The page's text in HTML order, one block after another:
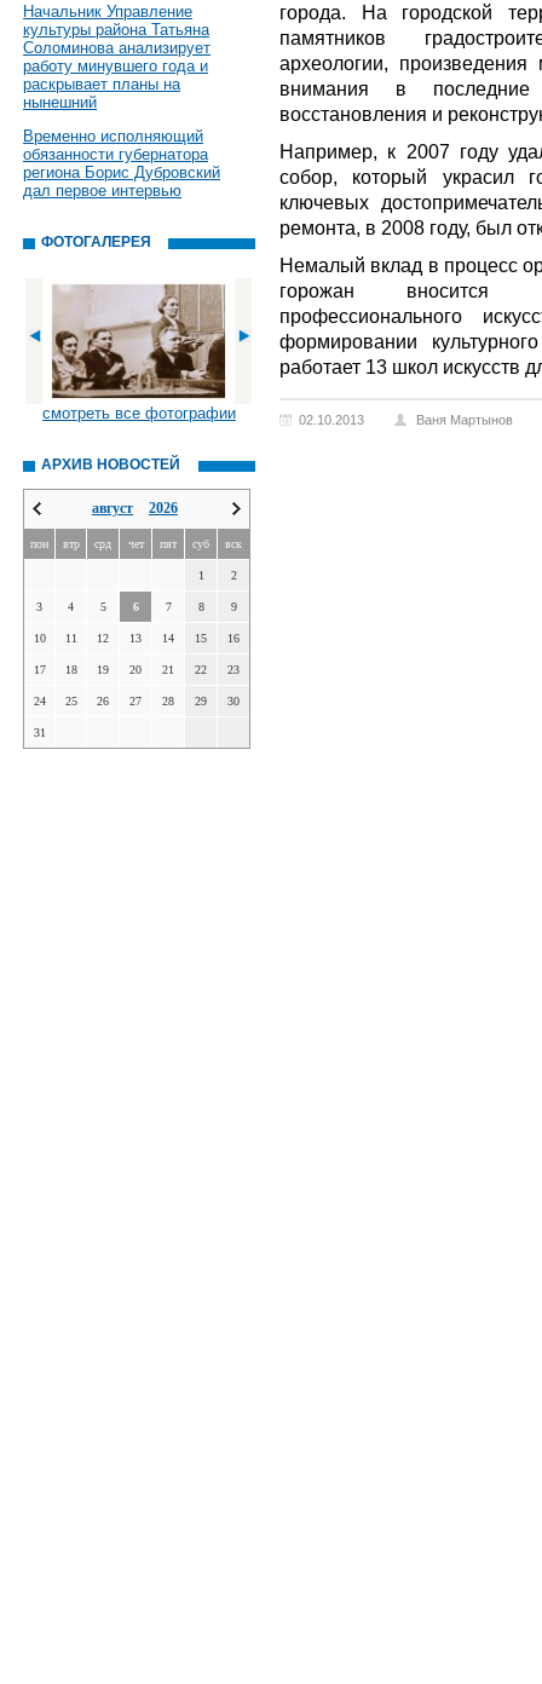
Начальник Управление
культуры района Татьяна
Соломинова анализирует
работу минувшего года и
раскрывает планы на
нынешний
Временно исполняющий
обязанности губернатора
региона Борис Дубровский
дал первое интервью
ФОТОГАЛЕРЕЯ
смотреть все фотографии
АРХИВ НОВОСТЕЙ
август 2026
пон втр срд чет пят суб вск
1 2
3 4 5 6 7 8 9
10 11 12 13 14 15 16
17 18 19 20 21 22 23
24 25 26 27 28 29 30
31
города. На городской
памятников
археологии, произведения
внимания в
восстановления и
Например, к 2007 году
собор, который украсил
ключевых
ремонта, в 2008 году, был
Немалый вклад в процесс
горожан вносится
профессионального
формировании
работает 13 школ искусств
02.10.2013 Ваня Мартынов